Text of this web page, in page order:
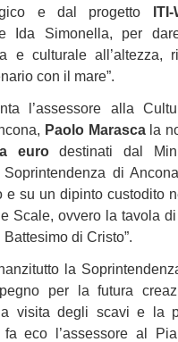
e dal progetto
Ida Simonella, per
e culturale all’altezza,
con il mare”.
l’assessore alla
Paolo Marascala
eurodestinati dal
di
e su un dipinto custodito
Scale, ovvero la tavola
Battesimo di Cristo”.
la
per la futura
visita degli scavi e la
fa eco l’assessore al